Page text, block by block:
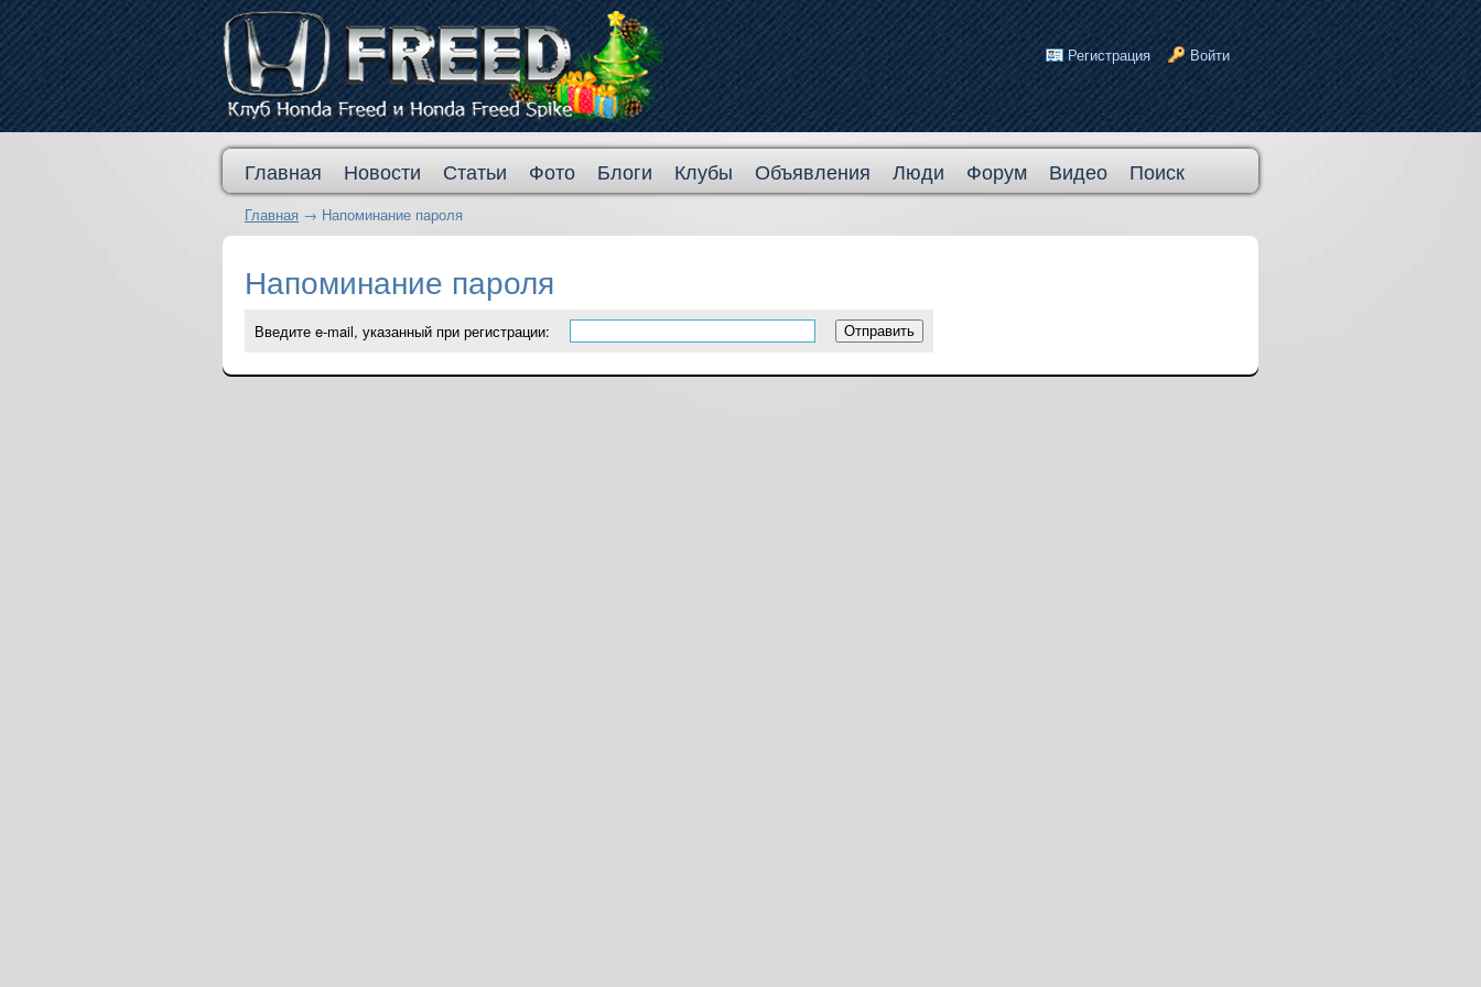
Регистрация Войти
Главная Новости Статьи Фото Блоги Клубы Объявления Люди Форум Видео Поиск
Главная → Напоминание пароля
Напоминание пароля
Введите e-mail, указанный при регистрации: